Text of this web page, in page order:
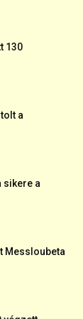
130
a
sikere a
Messloubeta